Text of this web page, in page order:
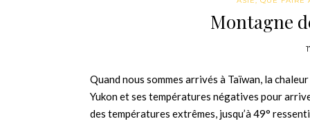
Montagne
Quand nous sommes arrivés à Taïwan, la
Yukon et ses températures négatives pour
des températures extrêmes, jusqu’à 49°